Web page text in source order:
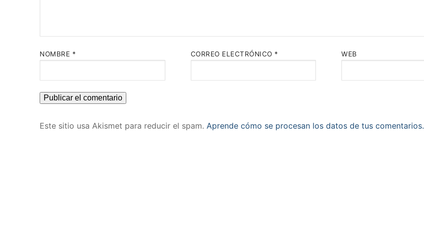
NOMBRE * CORREO ELECTRÓNICO * WEB
Este sitio usa Akismet para reducir el spam. Aprende cómo se procesan los datos de tus comentarios.